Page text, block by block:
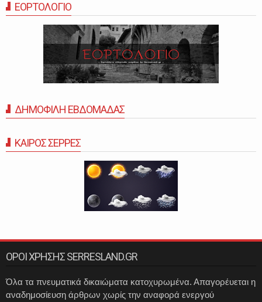
ΕΟΡΤΟΛΟΓΙΟ
ΔΗΜΟΦΙΛΗ ΕΒΔΟΜΑΔΑΣ
ΚΑΙΡΟΣ ΣΕΡΡΕΣ
ΟΡΟΙ ΧΡΗΣΗΣ SERRESLAND.GR
Όλα τα πνευματικά δικαιώματα κατοχυρωμένα. Απαγορέυεται η
αναδημοσίευση άρθρων χωρίς την αναφορά ενεργού